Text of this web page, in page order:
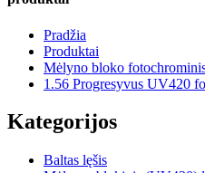
Pradžia
Produktai
Mėlyno bloko
1.56 Progresyvus UV420
Kategorijos
Baltas lęšis